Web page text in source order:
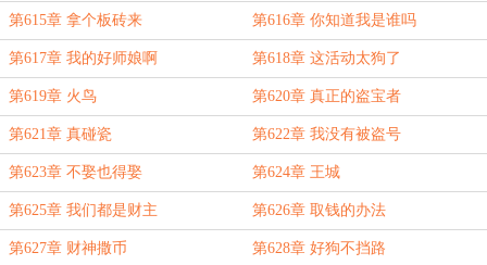
第615章 拿个板砖来 第616章 你知道我是谁吗
第617章 我的好师娘啊 第618章 这活动太狗了
第619章 火鸟 第620章 真正的盗宝者
第621章 真碰瓷 第622章 我没有被盗号
第623章 不娶也得娶 第624章 王城
第625章 我们都是财主 第626章 取钱的办法
第627章 财神撒币 第628章 好狗不挡路